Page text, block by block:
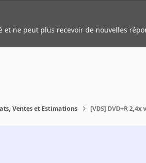
et ne peut plus recevoir de nouvelles
Ventes et Estimations [VDS] DVD+R